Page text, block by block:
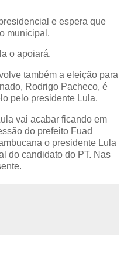
e espera que
municipal.
o apoiará.
também a eleição para
Rodrigo Pacheco, é
pelo presidente Lula.
vai acabar ficando em
do prefeito Fuad
o presidente Lula
do candidato do PT. Nas